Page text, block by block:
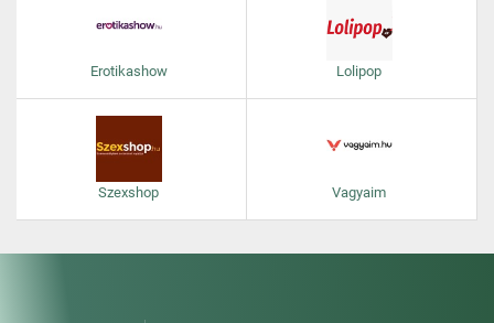
Erotikashow Lolipop
Szexshop Vagyaim